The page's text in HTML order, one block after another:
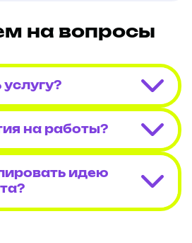
на вопросы
услугу?
на работы?
идею